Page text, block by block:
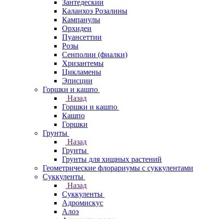
Зантедескии
Каланхоэ Розалины
Кампанулы
Орхидеи
Пуансеттии
Розы
Сенполии (фиалки)
Хризантемы
Цикламены
Эписции
Горшки и кашпо
Назад
Горшки и кашпо
Кашпо
Горшки
Грунты
Назад
Грунты
Грунты для хищных растений
Геометрические флорариумы с суккулентами
Суккуленты
Назад
Суккуленты
Адромискус
Алоэ